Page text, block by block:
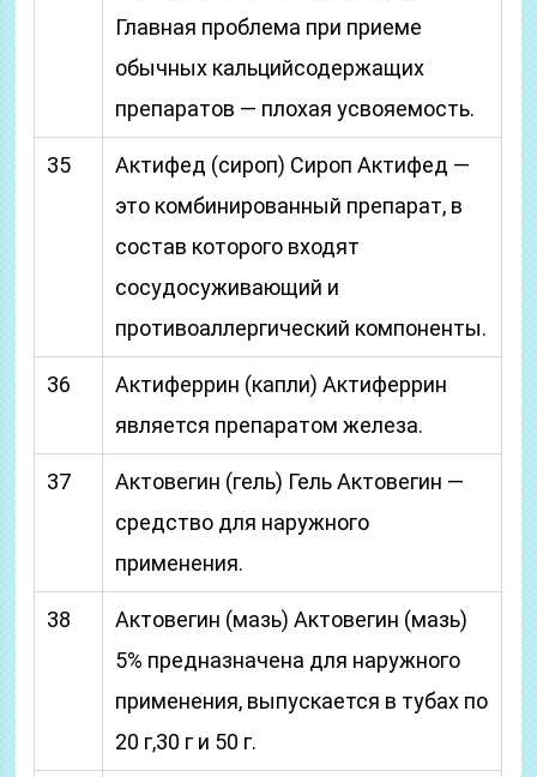
Главная проблема при приеме
обычных кальцийсодержащих
препаратов — плохая усвояемость.
35
Актифед (сироп) Сироп Актифед —
это комбинированный препарат, в
состав которого входят
сосудосуживающий и
противоаллергический компоненты.
36
Актиферрин (капли) Актиферрин
является препаратом железа.
37
Актовегин (гель) Гель Актовегин —
средство для наружного
применения.
38
Актовегин (мазь) Актовегин (мазь)
5% предназначена для наружного
применения, выпускается в тубах по
20 г,30 г и 50 г.